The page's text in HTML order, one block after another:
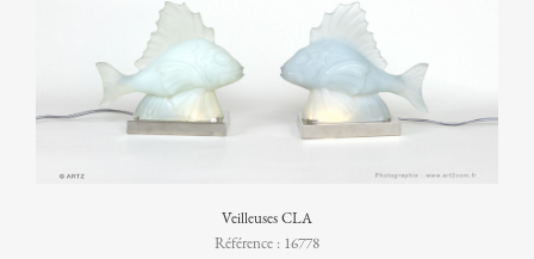
Veilleuses CLA
Référence : 16778